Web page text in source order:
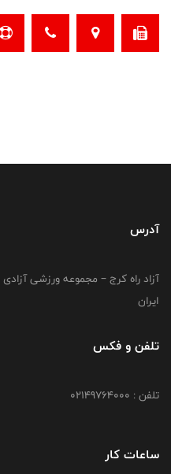
آدرس
آزاد راه کرج – مجموعه ورزشی
ایران
تلفن و فکس
تلفن : 02149764000
ساعات کار